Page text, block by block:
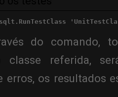
do comando,
classe referida,
erros, os resultados